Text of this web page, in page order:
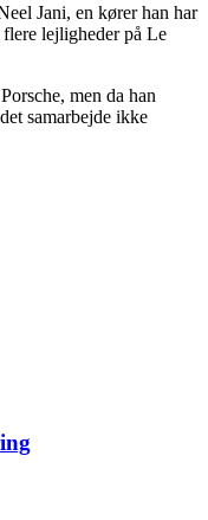
Jani, en kører han har
lejligheder på Le
men da han
samarbejde ikke